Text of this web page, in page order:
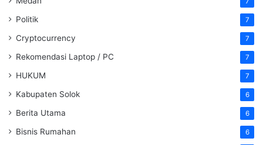
Politik 7
Cryptocurrency 7
Rekomendasi Laptop / PC 7
HUKUM 7
Kabupaten Solok 6
Berita Utama 6
Bisnis Rumahan 6